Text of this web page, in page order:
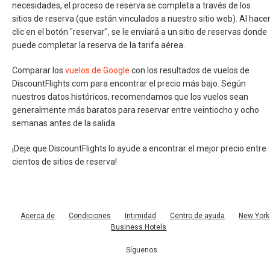
necesidades, el proceso de reserva se completa a través de los
sitios de reserva (que están vinculados a nuestro sitio web). Al hacer
clic en el botón "reservar", se le enviará a un sitio de reservas donde
puede completar la reserva de la tarifa aérea.
Comparar los vuelos de Google con los resultados de vuelos de
DiscountFlights.com para encontrar el precio más bajo. Según
nuestros datos históricos, recomendamos que los vuelos sean
generalmente más baratos para reservar entre veintiocho y ocho
semanas antes de la salida.
¡Deje que DiscountFlights lo ayude a encontrar el mejor precio entre
cientos de sitios de reserva!
Acerca de Condiciones Intimidad Centro de ayuda
New York
Business Hotels
Síguenos